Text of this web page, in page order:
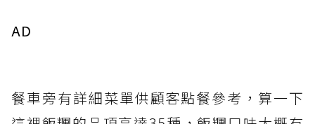
AD
餐車旁有詳細菜單供顧客點餐參考，算一下